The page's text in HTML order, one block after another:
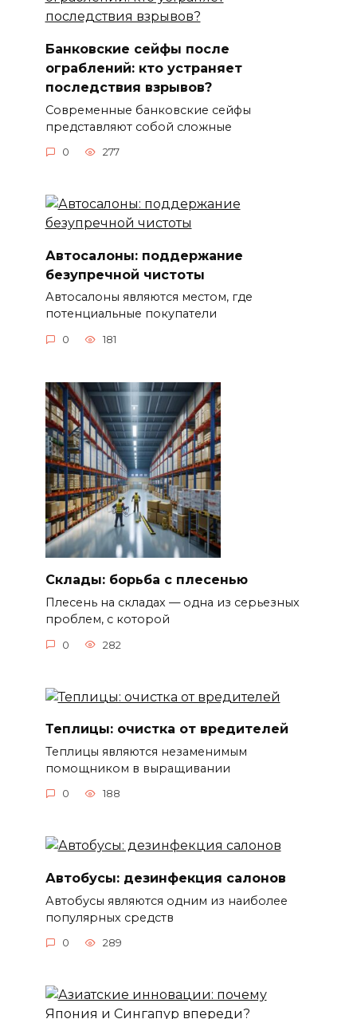
Банковские сейфы после
ограблений: кто устраняет
последствия взрывов?
Современные банковские сейфы
представляют собой сложные
0 277
Автосалоны: поддержание
безупречной чистоты
Автосалоны являются местом, где
потенциальные покупатели
0 181
Склады: борьба с плесенью
Плесень на складах — одна из серьезных
проблем, с которой
0 282
Теплицы: очистка от вредителей
Теплицы являются незаменимым
помощником в выращивании
0 188
Автобусы: дезинфекция салонов
Автобусы являются одним из наиболее
популярных средств
0 289